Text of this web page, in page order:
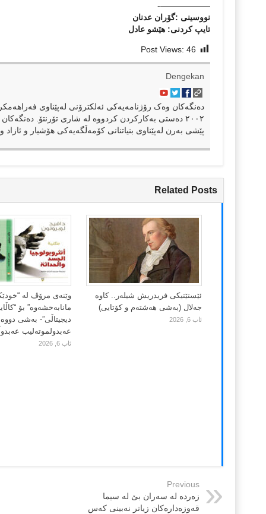
——————-
نووسینی :گۆران عدنان
تایپ كردنی: هێشو عادل
Post Views: 46
Dengekan
٢٠٠٢ دەستی بەکارکردن کردووە لە شاری تۆرنتۆ.
پێشی بەرن لەپێناوی بنیاتنانی کۆمەڵگەیەکی هۆشیار و ئازاد
Related Posts
ئێستێتیکی فریدریش شیلەر.. کاوە
جەلال (بەشی هەشتەم و کۆتایی)
ئاب 6, 2026
وێنەی مرۆڤ لە
مانابەخشەوە” بۆ
دیجیتاڵی”- بەشی
عەبدولموتەلیب
ئاب 6, 2026
Previous
زه‌رده‌ له‌ سه‌ران بێ له‌ سیما
قه‌وزه‌داره‌كان زیاتر نه‌بینی كه‌س